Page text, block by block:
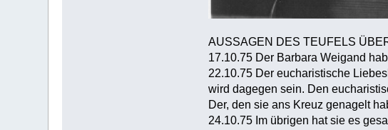
AUSSAGEN DES TEUFELS
17.10.75 Der Barbara Weigand
22.10.75 Der eucharistische
wird dagegen sein. Den
Der, den sie ans Kreuz genagelt
24.10.75 Im übrigen hat sie es